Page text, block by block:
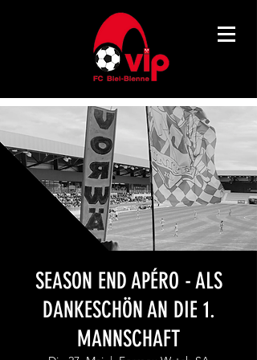
SEASON END APÉRO - ALS
DANKESCHÖN AN DIE 1.
MANNSCHAFT